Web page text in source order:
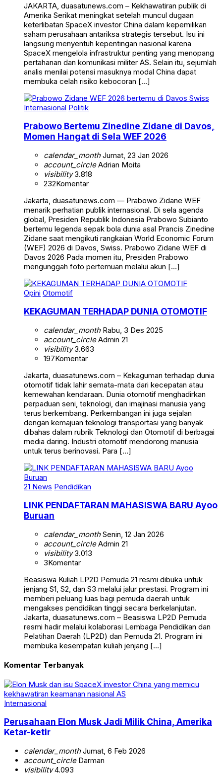
JAKARTA, duasatunews.com – Kekhawatiran publik di
Amerika Serikat meningkat setelah muncul dugaan
keterlibatan SpaceX investor China dalam kepemilikan
saham perusahaan antariksa strategis tersebut. Isu ini
langsung menyentuh kepentingan nasional karena
SpaceX mengelola infrastruktur penting yang menopang
pertahanan dan komunikasi militer AS. Selain itu, sejumlah
analis menilai potensi masuknya modal China dapat
membuka celah risiko kebocoran […]
Internasional Politik
Prabowo Bertemu Zinedine Zidane di Davos,
Momen Hangat di Sela WEF 2026
calendar_monthJumat, 23 Jan 2026
account_circleAdrian Moita
visibility3.818
232Komentar
Jakarta, duasatunews.com — Prabowo Zidane WEF
menarik perhatian publik internasional. Di sela agenda
global, Presiden Republik Indonesia Prabowo Subianto
bertemu legenda sepak bola dunia asal Prancis Zinedine
Zidane saat mengikuti rangkaian World Economic Forum
(WEF) 2026 di Davos, Swiss. Prabowo Zidane WEF di
Davos 2026 Pada momen itu, Presiden Prabowo
mengunggah foto pertemuan melalui akun […]
Opini Otomotif
KEKAGUMAN TERHADAP DUNIA OTOMOTIF
calendar_monthRabu, 3 Des 2025
account_circleAdmin 21
visibility3.663
197Komentar
Jakarta, duasatunews.com – Kekaguman terhadap dunia
otomotif tidak lahir semata-mata dari kecepatan atau
kemewahan kendaraan. Dunia otomotif menghadirkan
perpaduan seni, teknologi, dan imajinasi manusia yang
terus berkembang. Perkembangan ini juga sejalan
dengan kemajuan teknologi transportasi yang banyak
dibahas dalam rubrik Teknologi dan Otomotif di berbagai
media daring. Industri otomotif mendorong manusia
untuk terus berinovasi. Para […]
21 News Pendidikan
LINK PENDAFTARAN MAHASISWA BARU Ayoo
Buruan
calendar_monthSenin, 12 Jan 2026
account_circleAdmin 21
visibility3.013
3Komentar
Beasiswa Kuliah LP2D Pemuda 21 resmi dibuka untuk
jenjang S1, S2, dan S3 melalui jalur prestasi. Program ini
memberi peluang luas bagi pemuda daerah untuk
mengakses pendidikan tinggi secara berkelanjutan.
Jakarta, duasatunews.com – Beasiswa LP2D Pemuda
resmi hadir melalui kolaborasi Lembaga Pendidikan dan
Pelatihan Daerah (LP2D) dan Pemuda 21. Program ini
membuka kesempatan kuliah jenjang […]
Komentar Terbanyak
Internasional
Perusahaan Elon Musk Jadi Milik China, Amerika
Ketar-ketir
calendar_monthJumat, 6 Feb 2026
account_circleDarman
visibility4.093